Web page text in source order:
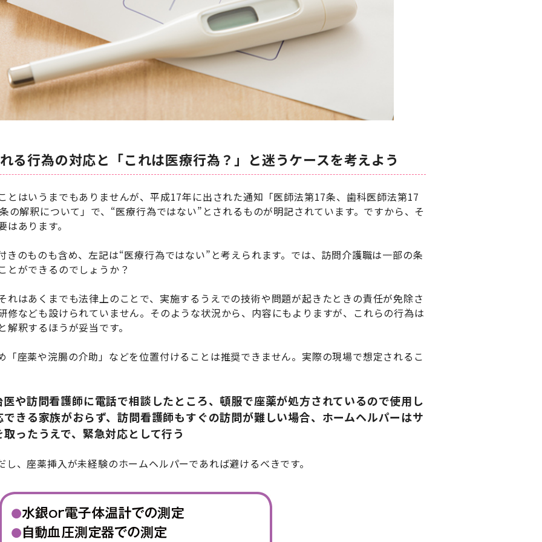
る行為の対応と「これは医療行為？」と迷うケースを考えよう
とはいうまでもありませんが、平成17年に出された通知「医師法第17条、歯科医師法第17
の解釈について」で、“医療行為ではない”とされるものが明記されています。ですから、そ
あります。
きのものも含め、左記は“医療行為ではない”と考えられます。では、訪問介護職は一部の条
とができるのでしょうか？
れはあくまでも法律上のことで、実施するうえでの技術や問題が起きたときの責任が免除さ
修なども設けられていません。そのような状況から、内容にもよりますが、これらの行為は
釈するほうが妥当です。
「座薬や浣腸の介助」などを位置付けることは推奨できません。実際の現場で想定されるこ
や訪問看護師に電話で相談したところ、頓服で座薬が処方されているので使用し
きる家族がおらず、訪問看護師もすぐの訪問が難しい場合、ホームヘルパーはサ
ったうえで、緊急対応として行う
、座薬挿入が未経験のホームヘルパーであれば避けるべきです。